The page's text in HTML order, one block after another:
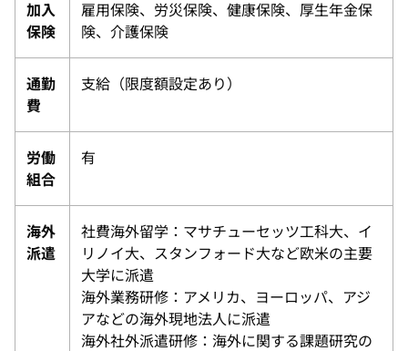
加入
保険
雇用保険、労災保険、健康保険、厚生年金保
険、介護保険
通勤
費
支給（限度額設定あり）
労働
組合
有
海外
派遣
社費海外留学：マサチューセッツ工科大、イ
リノイ大、スタンフォード大など欧米の主要
大学に派遣
海外業務研修：アメリカ、ヨーロッパ、アジ
アなどの海外現地法人に派遣
海外社外派遣研修：海外に関する課題研究の